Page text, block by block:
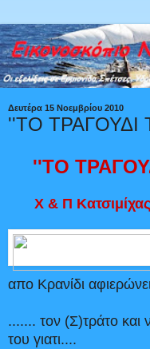
Δευτέρα 15 Νοεμβρίου 2010
''ΤΟ
''ΤΟ
Χ & Π
απο Κρανίδι
....... τον (Σ)τράτο και
του γιατι....